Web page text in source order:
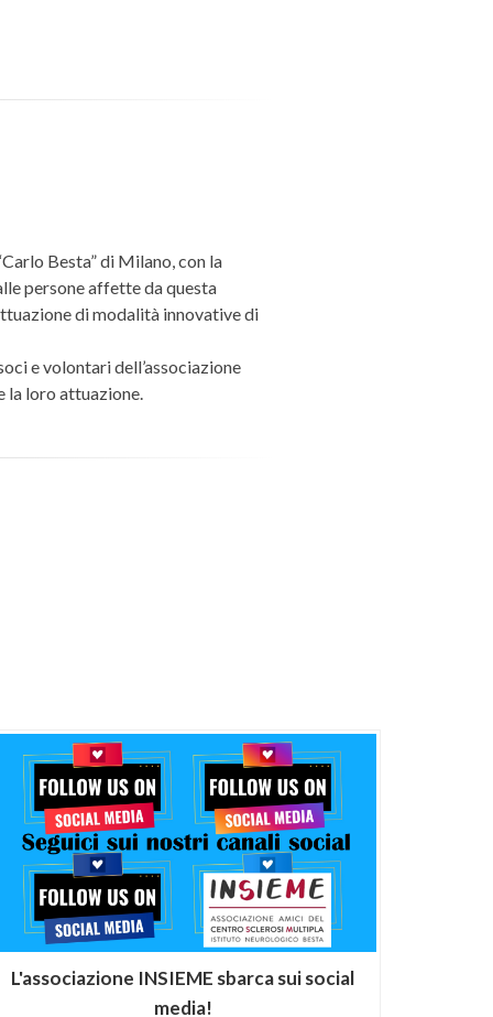
Besta” di Milano, con la
persone affette da questa
di modalità innovative di
e volontari dell’associazione
la loro attuazione.
L'associazione INSIEME sbarca sui social
media!